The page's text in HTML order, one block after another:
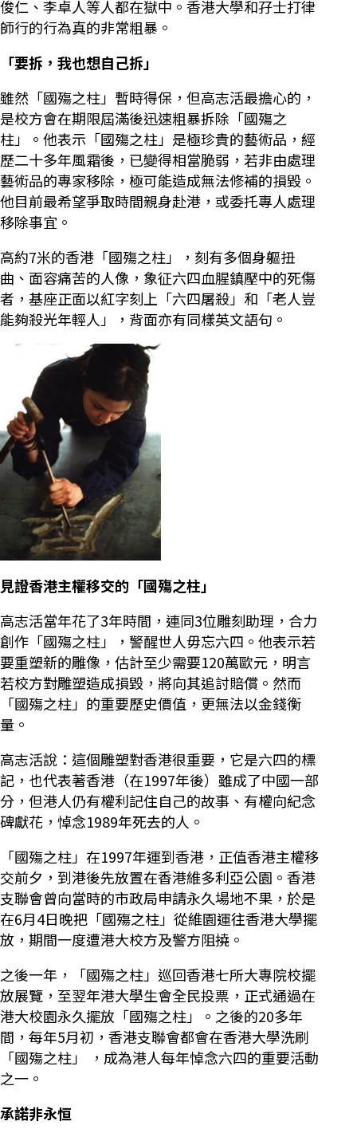
俊仁、李卓人等人都在獄中。香港大學和孖士打律
師行的行為真的非常粗暴。
「要拆，我也想自己拆」
雖然「國殤之柱」暫時得保，但高志活最擔心的，
是校方會在期限屆滿後迅速粗暴拆除「國殤之
柱」。他表示「國殤之柱」是極珍貴的藝術品，經
歷二十多年風霜後，已變得相當脆弱，若非由處理
藝術品的專家移除，極可能造成無法修補的損毀。
他目前最希望爭取時間親身赴港，或委托專人處理
移除事宜。
高約7米的香港「國殤之柱」，刻有多個身軀扭
曲、面容痛苦的人像，象征六四血腥鎮壓中的死傷
者，基座正面以紅字刻上「六四屠殺」和「老人豈
能夠殺光年輕人」，背面亦有同樣英文語句。
見證香港主權移交的「國殤之柱」
高志活當年花了3年時間，連同3位雕刻助理，合力
創作「國殤之柱」，警醒世人毋忘六四。他表示若
要重塑新的雕像，估計至少需要120萬歐元，明言
若校方對雕塑造成損毀，將向其追討賠償。然而
「國殤之柱」的重要歷史價值，更無法以金錢衡
量。
高志活說：這個雕塑對香港很重要，它是六四的標
記，也代表著香港（在1997年後）雖成了中國一部
分，但港人仍有權利記住自己的故事、有權向紀念
碑獻花，悼念1989年死去的人。
「國殤之柱」在1997年運到香港，正值香港主權移
交前夕，到港後先放置在香港維多利亞公園。香港
支聯會曾向當時的市政局申請永久場地不果，於是
在6月4日晚把「國殤之柱」從維園運往香港大學擺
放，期間一度遭港大校方及警方阻撓。
之後一年，「國殤之柱」巡回香港七所大專院校擺
放展覽，至翌年港大學生會全民投票，正式通過在
港大校園永久擺放「國殤之柱」。之後的20多年
間，每年5月初，香港支聯會都會在香港大學洗刷
「國殤之柱」 ，成為港人每年悼念六四的重要活動
之一。
承諾非永恒